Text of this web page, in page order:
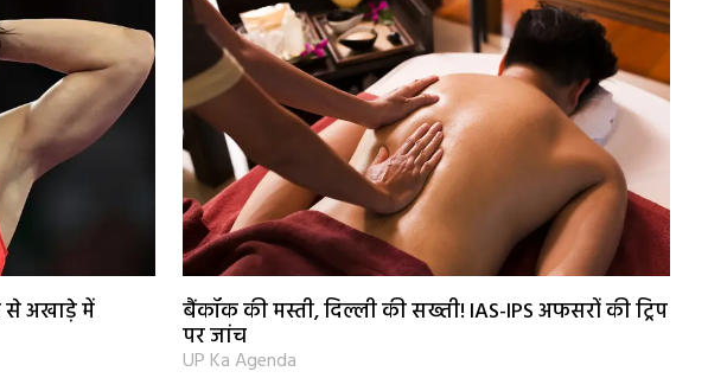
से अखाड़े में बैंकॉक की मस्ती, दिल्ली की सख्ती! IAS-IPS अफसरों की ट्रिप
पर जांच
UP Ka Agenda